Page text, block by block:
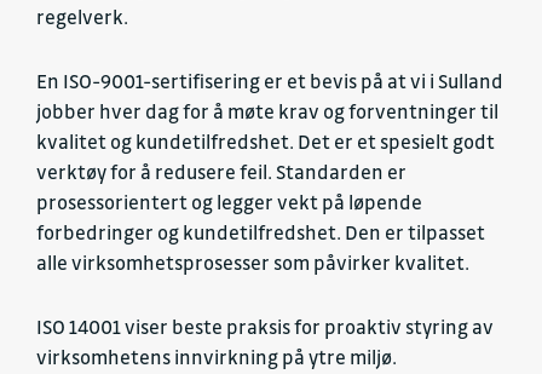
regelverk.
En ISO-9001-sertifisering er et bevis på at vi i Sulland
jobber hver dag for å møte krav og forventninger til
kvalitet og kundetilfredshet. Det er et spesielt godt
verktøy for å redusere feil. Standarden er
prosessorientert og legger vekt på løpende
forbedringer og kundetilfredshet. Den er tilpasset
alle virksomhetsprosesser som påvirker kvalitet.
ISO 14001 viser beste praksis for proaktiv styring av
virksomhetens innvirkning på ytre miljø.